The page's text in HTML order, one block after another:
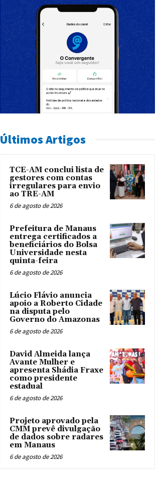
Últimos Artigos
TCE-AM conclui lista de
gestores com contas
irregulares para envio
ao TRE-AM
6 de agosto de 2026
Prefeitura de Manaus
entrega certificados a
beneficiários do Bolsa
Universidade nesta
quinta-feira
6 de agosto de 2026
Lúcio Flávio anuncia
apoio a Roberto Cidade
na disputa pelo
Governo do Amazonas
6 de agosto de 2026
David Almeida lança
Avante Mulher e
apresenta Shádia Fraxe
como presidente
estadual
6 de agosto de 2026
Projeto aprovado pela
CMM prevê divulgação
de dados sobre radares
em Manaus
6 de agosto de 2026